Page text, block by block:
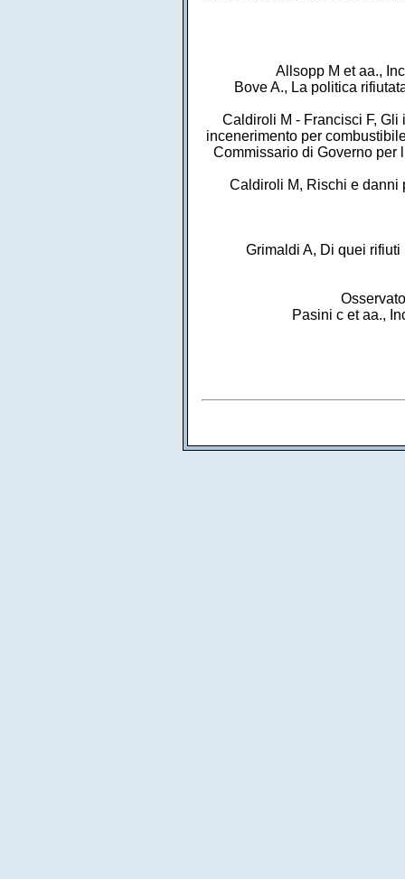
Allsopp M et aa.,
Bove A., La politica
Caldiroli M - Francisci F,
incenerimento per
Commissario di Governo per
Caldiroli M, Rischi e danni
Grimaldi A, Di quei rifiuti
Pasini c et aa.,